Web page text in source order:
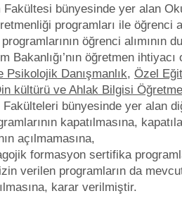
Fakültesi bünyesinde yer alan
programları ile öğrenci
öğrenci alımının
Bakanlığı’nın öğretmen
Psikolojik Danışmanlık, Özel
kültürü ve Ahlak Bilgisi
Fakülteleri bünyesinde yer alan
kapatılmasına,
açılmamasına,
formasyon sertifika
verilen programların da
karar verilmiştir.